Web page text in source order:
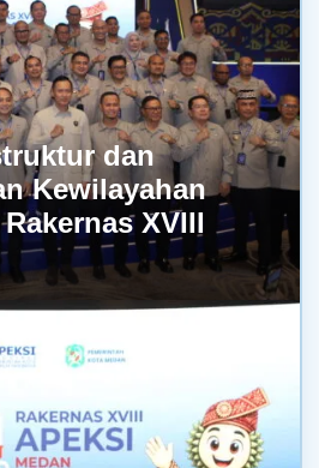
dan
Kewilayahan
XVIII